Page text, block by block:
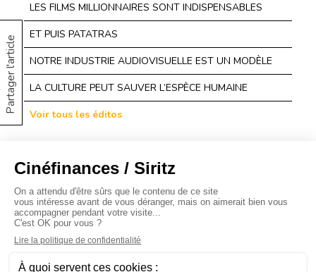
Partager l'article
LES FILMS MILLIONNAIRES SONT INDISPENSABLES
ET PUIS PATATRAS
NOTRE INDUSTRIE AUDIOVISUELLE EST UN MODÈLE
LA CULTURE PEUT SAUVER L’ESPÈCE HUMAINE
Voir tous les éditos
À propos
Baromètres
Cinéscoop
Éditorial
Le Carrefour